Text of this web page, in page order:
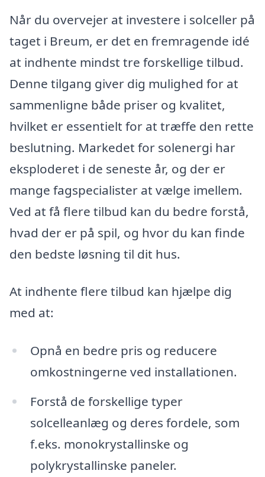
Når du overvejer at investere i solceller på
taget i Breum, er det en fremragende idé
at indhente mindst tre forskellige tilbud.
Denne tilgang giver dig mulighed for at
sammenligne både priser og kvalitet,
hvilket er essentielt for at træffe den rette
beslutning. Markedet for solenergi har
eksploderet i de seneste år, og der er
mange fagspecialister at vælge imellem.
Ved at få flere tilbud kan du bedre forstå,
hvad der er på spil, og hvor du kan finde
den bedste løsning til dit hus.
At indhente flere tilbud kan hjælpe dig
med at:
Opnå en bedre pris og reducere
omkostningerne ved installationen.
Forstå de forskellige typer
solcelleanlæg og deres fordele, som
f.eks. monokrystallinske og
polykrystallinske paneler.